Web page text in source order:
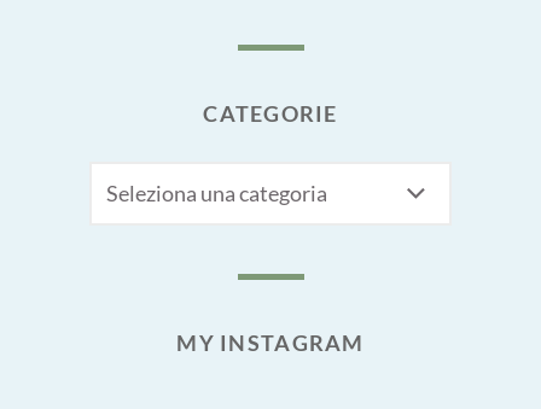
CATEGORIE
MY INSTAGRAM